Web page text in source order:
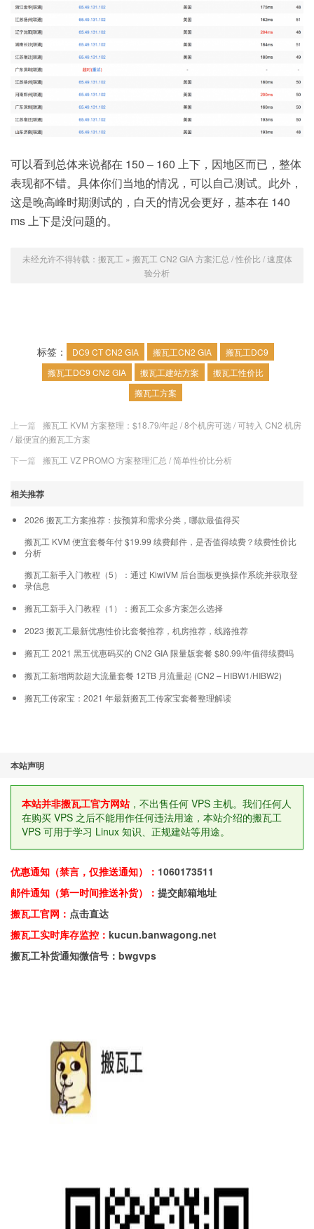
可以看到总体来说都在 150 – 160 上下，因地区而已，整体
表现都不错。具体你们当地的情况，可以自己测试。此外，
这是晚高峰时期测试的，白天的情况会更好，基本在 140
ms 上下是没问题的。
未经允许不得转载： 搬瓦工 » 搬瓦工 CN2 GIA 方案汇总 / 性价比 / 速度体
验分析
标签： DC9 CT CN2 GIA 搬瓦工CN2 GIA
搬瓦工DC9
搬瓦工DC9 CN2 GIA
搬瓦工建站方案
搬瓦工性价比
搬瓦工方案
上一篇
搬瓦工 KVM 方案整理：$18.79/年起 / 8个机房可选 / 可转入 CN2 机房
/ 最便宜的搬瓦工方案
下一篇
搬瓦工 VZ PROMO 方案整理汇总 / 简单性价比分析
相关推荐
2026 搬瓦工方案推荐：按预算和需求分类，哪款最值得买
搬瓦工 KVM 便宜套餐年付 $19.99 续费邮件，是否值得续费？续费性价比
分析
搬瓦工新手入门教程（5）：通过 KiwiVM 后台面板更换操作系统并获取登
录信息
搬瓦工新手入门教程（1）：搬瓦工众多方案怎么选择
2023 搬瓦工最新优惠性价比套餐推荐，机房推荐，线路推荐
搬瓦工 2021 黑五优惠码买的 CN2 GIA 限量版套餐 $80.99/年值得续费吗
搬瓦工新增两款超大流量套餐 12TB 月流量起 (CN2 – HIBW1/HIBW2)
搬瓦工传家宝：2021 年最新搬瓦工传家宝套餐整理解读
本站声明
本站并非搬瓦工官方网站，不出售任何 VPS 主机。我们任何人
在购买 VPS 之后不能用作任何违法用途，本站介绍的搬瓦工
VPS 可用于学习 Linux 知识、正规建站等用途。
优惠通知（禁言，仅推送通知）： 1060173511
邮件通知（第一时间推送补货）： 提交邮箱地址
搬瓦工官网： 点击直达
搬瓦工实时库存监控： kucun.banwagong.net
搬瓦工补货通知微信号：bwgvps